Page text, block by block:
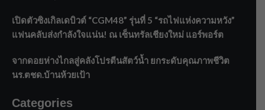
เปิดตัวซิงเกิลเดบิวต์ “CGM48” รุ่นที่ 5 “รถไฟแห่งความหวัง”
แฟนคลับส่งกำลังใจแน่น! ณ เซ็นทรัลเชียงใหม่ แอร์พอร์ต
จากดอยห่างไกลสู่คลังโปรตีนสัตว์น้ำ ยกระดับคุณภาพชีวิต
นร.ตชด.บ้านห้วยเป้า
Categories